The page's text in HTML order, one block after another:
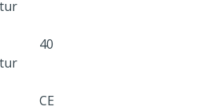
40
CE